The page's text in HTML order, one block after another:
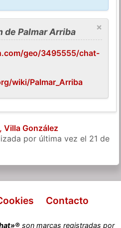
×
de Palmar Arriba
geo/3495555/chat-
wiki/Palmar_Arriba
Villa González
por última vez el 21 de
Contacto
son marcas registradas por